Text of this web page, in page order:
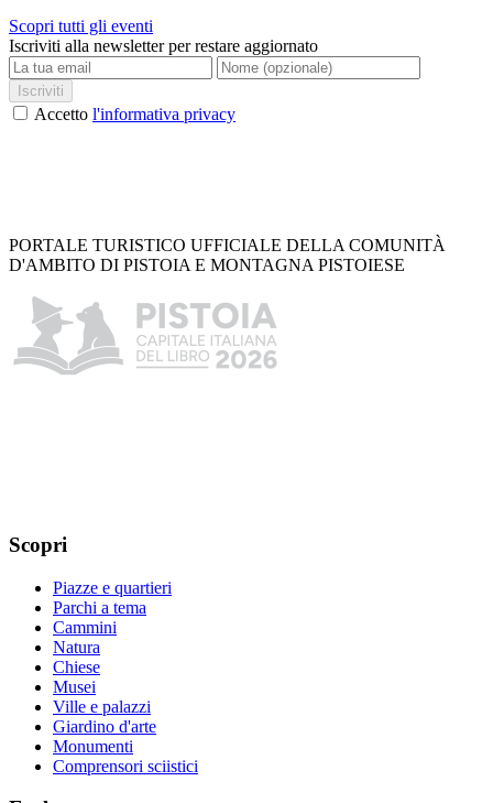
Scopri tutti gli eventi
Iscriviti alla newsletter per restare aggiornato
Iscriviti
Accetto l'informativa privacy
PORTALE TURISTICO UFFICIALE DELLA COMUNITÀ
D'AMBITO DI PISTOIA E MONTAGNA PISTOIESE
Scopri
Piazze e quartieri
Parchi a tema
Cammini
Natura
Chiese
Musei
Ville e palazzi
Giardino d'arte
Monumenti
Comprensori sciistici